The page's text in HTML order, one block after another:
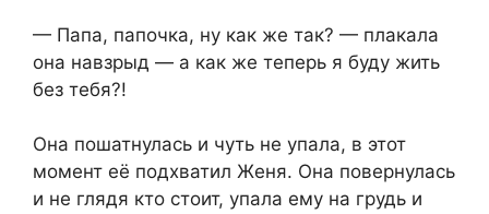
— Папа, папочка, ну как же так? — плакала
она навзрыд — а как же теперь я буду жить
без тебя?!
Она пошатнулась и чуть не упала, в этот
момент её подхватил Женя. Она повернулась
и не глядя кто стоит, упала ему на грудь и